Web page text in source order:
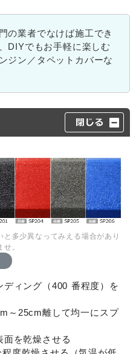
の業者でなけば施工でき
DIYでもお手軽に楽しむ
ジン／タペットカバーな
多少異なってみえる場合があり
。
ディング（400 番程度）を
～25cm離して均一にスプ
面を乾燥させる